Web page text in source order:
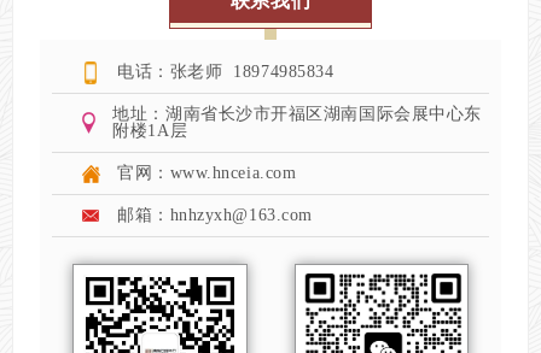
电话：张老师 18974985834
地址：湖南省长沙市开福区湖南国际会展中心东
附楼1A层
官网：www.hnceia.com
邮箱：hnhzyxh@163.com